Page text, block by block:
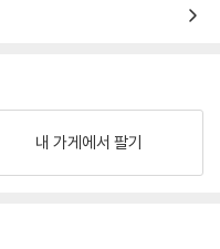
내 가게에서 팔기